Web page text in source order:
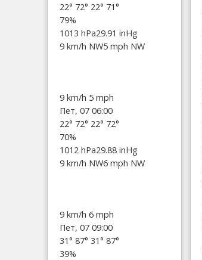
22° 72° 22° 71°
79%
1013 hPa29.91 inHg
9 km/h NW5 mph NW
9 km/h 5 mph
Пет, 07 06:00
22° 72° 22° 72°
70%
1012 hPa29.88 inHg
9 km/h NW6 mph NW
9 km/h 6 mph
Пет, 07 09:00
31° 87° 31° 87°
39%